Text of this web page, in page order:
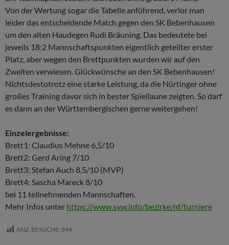
Von der Wertung sogar die Tabelle anführend, verlor man
leider das entscheidende Match gegen den SK Bebenhausen
um den alten Haudegen Rudi Bräuning. Das bedeutete bei
jeweils 18:2 Mannschaftspunkten eigentlich geteilter erster
Platz, aber wegen den Brettpunkten wurden wir auf den
Zweiten verwiesen. Glückwünsche an den SK Bebenhausen!
Nichtsdestotrotz eine starke Leistung, da die Nürtinger ohne
großes Training davor sich in bester Spiellaune zeigten. So darf
es dann an der Württembergischen gerne weitergehen!
Einzelergebnisse:
Brett1: Claudius Mehne 6,5/10
Brett2: Gerd Aring 7/10
Brett3: Stefan Auch 8,5/10 (MVP)
Brett4: Sascha Mareck 8/10
bei 11 teilnehmenden Mannschaften.
Mehr Infos unter https://www.svw.info/bezirke/nf/turniere
ANZ. BESUCHE: 894